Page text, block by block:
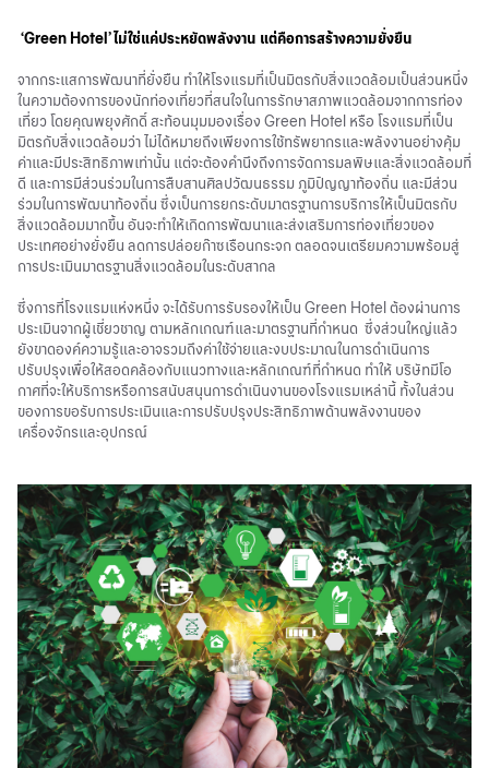
‘Green Hotel’ ไม่ใช่แค่ประหยัดพลังงาน แต่คือการสร้างความยั่งยืน
จากกระแสการพัฒนาที่ยั่งยืน ทำให้โรงแรมที่เป็นมิตรกับสิ่งแวดล้อมเป็นส่วนหนึ่ง
ในความต้องการของนักท่องเที่ยวที่สนใจในการรักษาสภาพแวดล้อมจากการท่อง
เที่ยว โดยคุณพยุงศักดิ์ สะท้อนมุมมองเรื่อง Green Hotel หรือ โรงแรมที่เป็น
มิตรกับสิ่งแวดล้อมว่า ไม่ได้หมายถึงเพียงการใช้ทรัพยากรและพลังงานอย่างคุ้ม
ค่าและมีประสิทธิภาพเท่านั้น แต่จะต้องคำนึงถึงการจัดการมลพิษและสิ่งแวดล้อมที่
ดี และการมีส่วนร่วมในการสืบสานศิลปวัฒนธรรม ภูมิปัญญาท้องถิ่น และมีส่วน
ร่วมในการพัฒนาท้องถิ่น ซึ่งเป็นการยกระดับมาตรฐานการบริการให้เป็นมิตรกับ
สิ่งแวดล้อมมากขึ้น อันจะทำให้เกิดการพัฒนาและส่งเสริมการท่องเที่ยวของ
ประเทศอย่างยั่งยืน ลดการปล่อยก๊าซเรือนกระจก ตลอดจนเตรียมความพร้อมสู่
การประเมินมาตรฐานสิ่งแวดล้อมในระดับสากล
ซึ่งการที่โรงแรมแห่งหนึ่ง จะได้รับการรับรองให้เป็น Green Hotel ต้องผ่านการ
ประเมินจากผู้เชี่ยวชาญ ตามหลักเกณฑ์และมาตรฐานที่กำหนด ซึ่งส่วนใหญ่แล้ว
ยังขาดองค์ความรู้และอาจรวมถึงค่าใช้จ่ายและงบประมาณในการดำเนินการ
ปรับปรุงเพื่อให้สอดคล้องกับแนวทางและหลักเกณฑ์ที่กำหนด ทำให้ บริษัทมีโอ
กาศที่จะให้บริการหรือการสนับสนุนการดำเนินงานของโรงแรมเหล่านี้ ทั้งในส่วน
ของการขอรับการประเมินและการปรับปรุงประสิทธิภาพด้านพลังงานของ
เครื่องจักรและอุปกรณ์